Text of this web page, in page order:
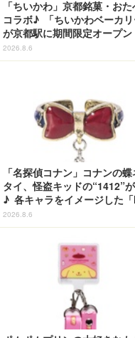
「ちいかわ」京都銘菓・おた
コラボ♪ 「ちいかわベーカリ
が京都駅に期間限定オープン
月13日～】
2026.8.6
「名探偵コナン」コナンの蝶
タイ、怪盗キッドの“1412”
♪ 各キャラをイメージした「
LA」リングセットがセール中
2026.8.6